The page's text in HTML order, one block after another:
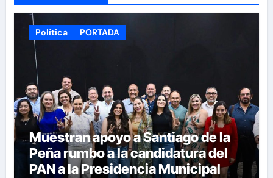
Política PORTADA
Muestran apoyo a Santiago de la
Peña rumbo a la candidatura del
PAN a la Presidencia Municipal